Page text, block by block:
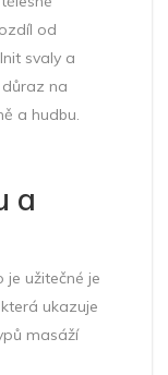
od
svaly a
na
a hudbu.
a
je užitečné je
ukazuje
masáží